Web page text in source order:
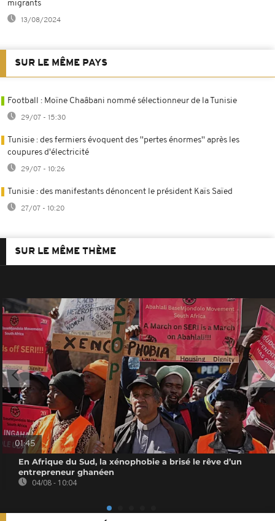
migrants
13/08/2024
SUR LE MÊME PAYS
Football : Moïne Chaâbani nommé sélectionneur de la Tunisie
29/07 - 15:30
Tunisie : des fermiers évoquent des ''pertes énormes'' après les
coupures d'électricité
29/07 - 10:26
Tunisie : des manifestants dénoncent le président Kaïs Saïed
27/07 - 10:20
SUR LE MÊME THÈME
01:45
En Afrique du Sud, la xénophobie a brisé le rêve d’un
entrepreneur ghanéen
04/08 - 10:04